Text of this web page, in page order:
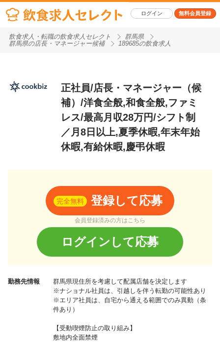
ログイン 無料会員登録
飲食求人・転職の飲食求人セレクト
群馬県
群馬県の店長・マネージャー候補
189685の飲食求人
正社員/店長・マネージャー（候
補）/洋食全般,和食全般,ファミ
レス/最高月収28万円/シフト制
／月8日以上,夏季休暇,年末年始
休暇,有給休暇,慶弔休暇
完全無料 登録して応募
会員登録済みの方はこちら
ログインして応募
勤務先情報 群馬県現住所を考慮して配属店舗を決定します
※ナショナル社員は、引越しを伴う転勤の可能性あり
※エリア社員は、自宅から通える範囲でのみ異動（条
件あり）
【受動喫煙防止の取り組み】
敷地内全面禁煙